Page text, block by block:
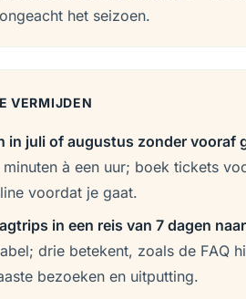
het seizoen.
VERMIJDEN
in juli of augustus zonder vooraf
à een uur; boek tickets
voordat je gaat.
in een reis van 7 dagen
drie betekent, zoals de FAQ
bezoeken en uitputting.